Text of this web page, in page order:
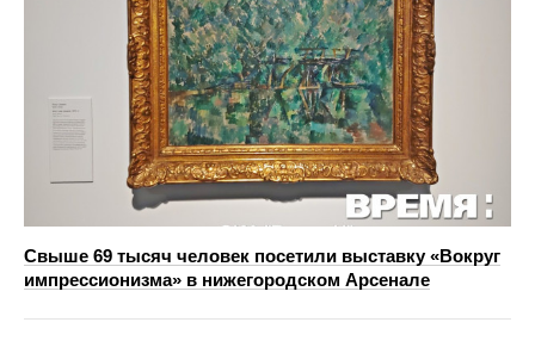
Свыше 69 тысяч человек посетили выставку «Вокруг
импрессионизма» в нижегородском Арсенале